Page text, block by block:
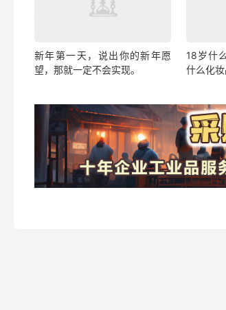
新年第一天，说出你的新年愿
望，那就一定不会实现。
18岁什
什么化妆